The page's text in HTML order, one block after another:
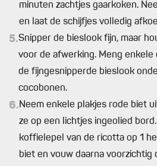
minuten zachtjes gaarkoken.
en laat de schijfjes volledig
5.Snipper de bieslook fijn, maar
voor de afwerking. Meng
de fijngesnipperde bieslook
cocobonen.
6.Neem enkele plakjes rode biet
ze op een lichtjes ingeolied
koffielepel van de ricotta op 1
biet en vouw daarna voorzichtig